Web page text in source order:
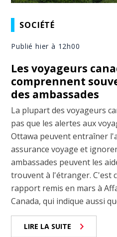
SOCIÉTÉ
Publié hier à 12h00
Les voyageurs
comprennent
des ambassades
La plupart des voyageurs
pas que les alertes aux
Ottawa peuvent entraîner
assurance voyage et
ambassades peuvent les
trouvent à l'étranger. C'est
rapport remis en mars à
Canada, qui indique aussi
LIRE LA SUITE